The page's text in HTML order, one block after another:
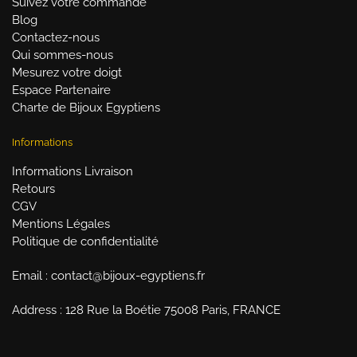
Blog
Contactez-nous
Qui sommes-nous
Mesurez votre doigt
Espace Partenaire
Charte de Bijoux Egyptiens
Informations
Informations Livraison
Retours
CGV
Mentions Légales
Politique de confidentialité
Email : contact@bijoux-egyptiens.fr
Address : 128 Rue la Boétie 75008 Paris, FRANCE